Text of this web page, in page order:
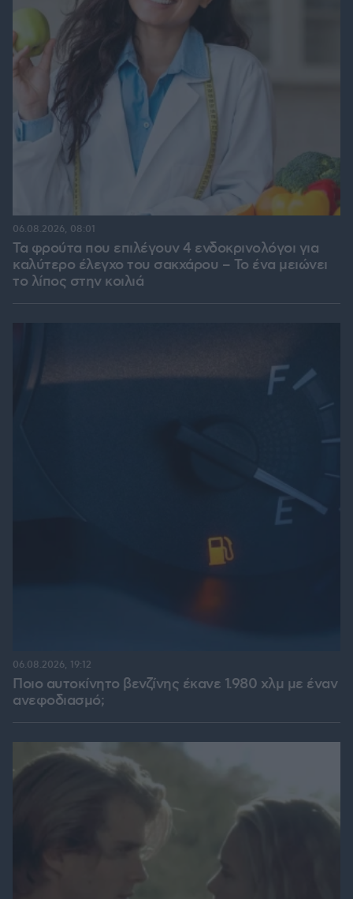
Τα φρούτα που επιλέγουν 4 ενδοκρινολόγοι για
καλύτερο έλεγχο του σακχάρου – Το ένα μειώνει
το λίπος στην κοιλιά
06.08.2026, 08:01
Ποιο αυτοκίνητο βενζίνης έκανε 1.980 χλμ με έναν
ανεφοδιασμό;
06.08.2026, 19:12